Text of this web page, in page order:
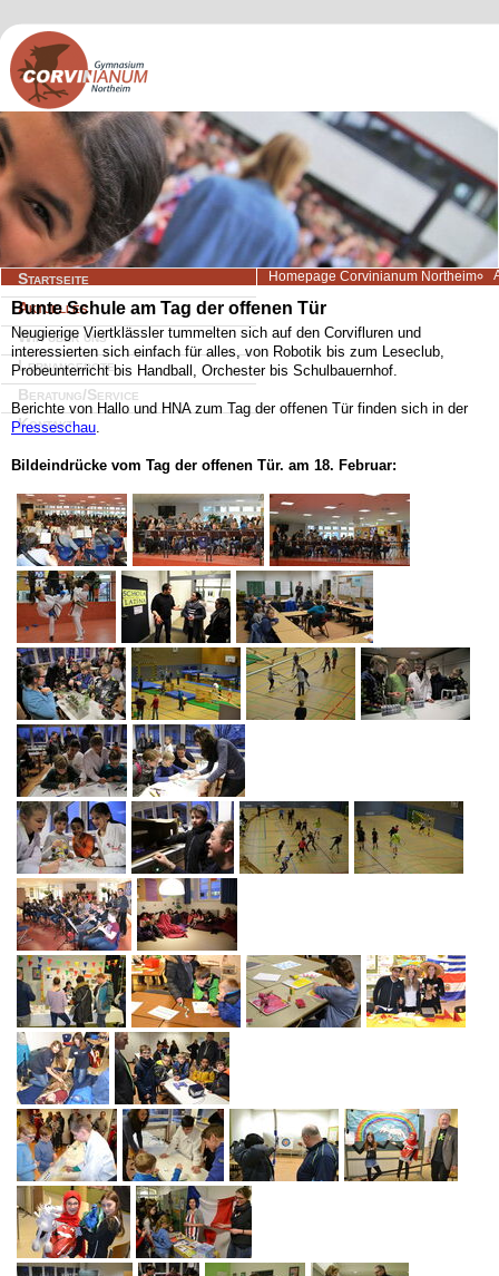
Navigation
überspringen
Startseite
Aktuelles
Wir über uns
Lernangebote
Beratung/Service
Kontakt
Homepage Corvinianum Northeim
Bunte Schule am Tag der offenen Tür
Neugierige Viertklässler tummelten sich auf den Corvifluren und
interessierten sich einfach für alles, von Robotik bis zum Leseclub,
Probeunterricht bis Handball, Orchester bis Schulbauernhof.
Berichte von Hallo und HNA zum Tag der offenen Tür finden sich in der
Presseschau.
Bildeindrücke vom Tag der offenen Tür. am 18. Februar: